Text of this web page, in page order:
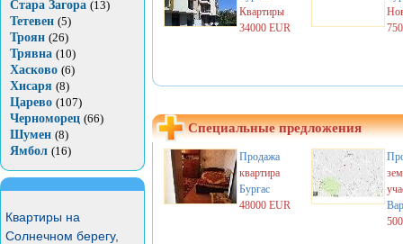
Стара Загора (13)
Тетевен (5)
Троян (26)
Трявна (10)
Хасково (6)
Хисаря (8)
Царево (107)
Черноморец (66)
Шумен (8)
Ямбол (16)
Квартиры на
Солнечном берегу,
Квартиры
34000 EUR
Специальные предложения
Продажа
квартира
Бургас
48000 EUR